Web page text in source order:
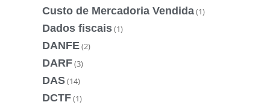
Custo de Mercadoria Vendida(1)
Dados fiscais(1)
DANFE(2)
DARF(3)
DAS(14)
DCTF(1)